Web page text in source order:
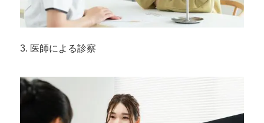
3. 医師による診察